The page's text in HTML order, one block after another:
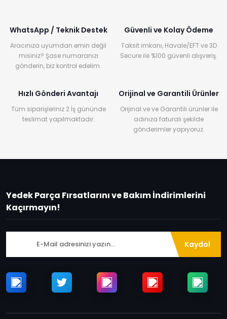
WhatsApp / Teknik Destek
Aracınıza uyumdan emin değil
misiniz? Şase numaranızı
gönderin, biz kontrol edelim.
Güvenli ve Kolay Ödeme
Taksit imkanı, Havale/EFT ve 3D
Secure ile %100 güvenli alışveriş.
Hızlı Gönderi Avantajı
Tüm siparişleriniz 2 İş gününde
teslimat yapılmaktadır.
Orijinal ve Garantili Ürünler
Orijinal ve ve Garantili ürünler ile
adınıza faturalı şekilde
gönderimler yapıyoruz.
Yedek Parça Fırsatlarını ve Bakım İndirimlerini
Kaçırmayın!
Kaydol